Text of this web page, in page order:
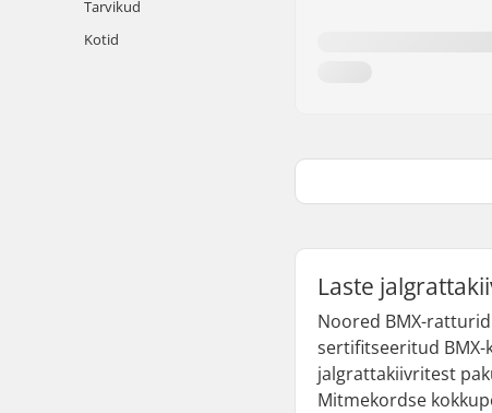
Tarvikud
Kotid
Laste
Noored BMX-
sertifitseeritud
jalgrattakiivritest
Mitmekordse